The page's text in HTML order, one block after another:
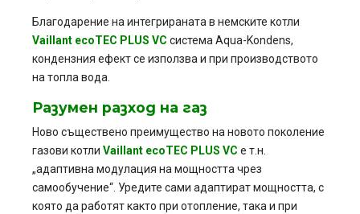
Благодарение на интегрираната в немските котли
Vaillant ecoTEC PLUS VC система Aqua-Kondens,
кондензния ефект се използва и при производството
на топла вода.
Разумен разход на газ
Ново съществено преимущество на новото поколение
газови котли Vaillant ecoTEC PLUS VC е т.н.
„адаптивна модулация на мощността чрез
самообучение“. Уредите сами адаптират мощността, с
която да работят както при отопление, така и при